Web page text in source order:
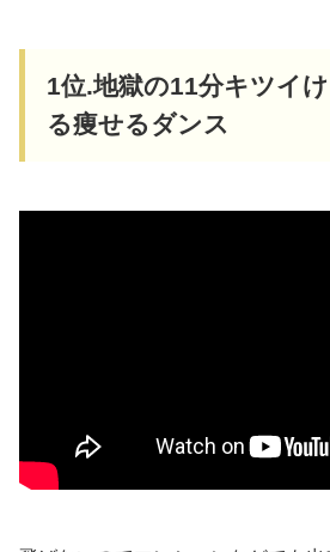
1位.地獄の11分キツイ
る痩せるダンス